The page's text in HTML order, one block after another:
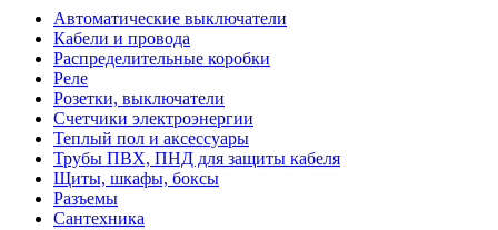
Автоматические выключатели
Кабели и провода
Распределительные коробки
Реле
Розетки, выключатели
Счетчики электроэнергии
Теплый пол и аксессуары
Трубы ПВХ, ПНД для защиты кабеля
Щиты, шкафы, боксы
Разъемы
Сантехника